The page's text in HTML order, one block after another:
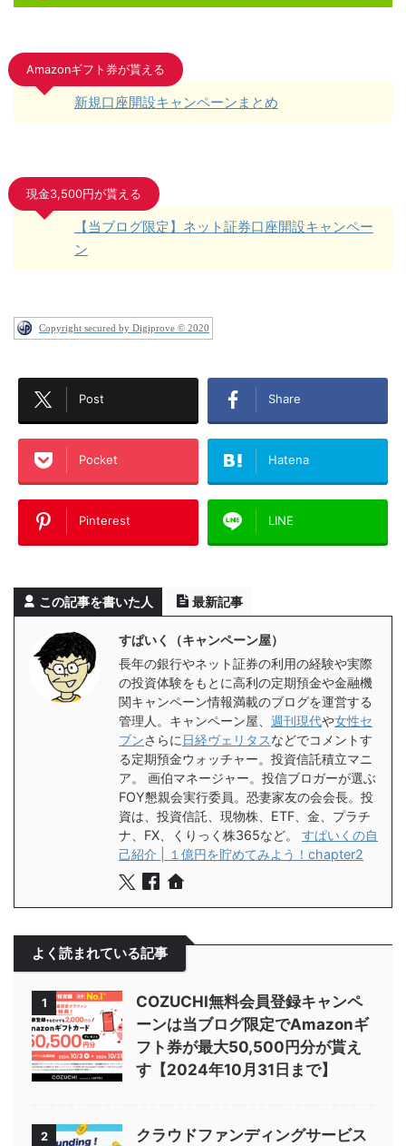
Amazonギフト券が貰える
新規口座開設キャンペーンまとめ
現金3,500円が貰える
【当ブログ限定】ネット証券口座開設キャンペー
ン
Copyright secured by Digiprove © 2020
Post Share
Pocket Hatena
Pinterest LINE
この記事を書いた人 最新記事
すぱいく（キャンペーン屋）
長年の銀行やネット証券の利用の経験や実際
の投資体験をもとに高利の定期預金や金融機
関キャンペーン情報満載のブログを運営する
管理人。キャンペーン屋、 週刊現代や女性セ
ブンさらに日経ヴェリタスなどでコメントす
る定期預金ウォッチャー。投資信託積立マニ
ア。 画伯マネージャー。投信ブロガーが選ぶ
FOY懇親会実行委員。恐妻家友の会会長。投
資は、投資信託、現物株、ETF、金、プラチ
ナ、FX、くりっく株365など。 すぱいくの自
己紹介 | １億円を貯めてみよう！chapter2
よく読まれている記事
1
COZUCHI無料会員登録キャンペ
ーンは当ブログ限定でAmazonギ
フト券が最大50,500円分が貰え
す【2024年10月31日まで】
2 クラウドファンディングサービス